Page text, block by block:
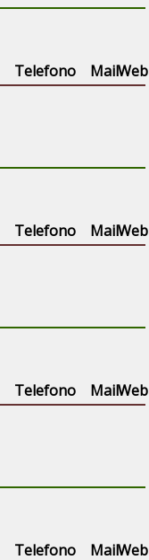
Telefono MailWeb
Telefono MailWeb
Telefono MailWeb
Telefono MailWeb